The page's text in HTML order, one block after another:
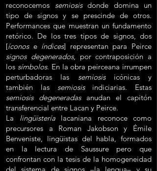
reconocemos semiosis donde domina un
tipo de signos y se prescinde de otros.
Performances que muestran un fundamento
retórico. De los tres tipos de signos, dos
[íconos e índices] representan para Peirce
signos degenerados, por contraposición a
los símbolos. En la obra peirceana irrumpen
perturbadoras las semiosis icónicas y
también las semiosis indiciarias. Estas
semiosis degeneradas anudan el capitón
transferencial entre Lacan y Peirce.
La lingüistería lacaniana reconoce como
precursores a Roman Jakobson y Émile
Benveniste, lingüistas del habla, formados
en la lectura de Saussure pero que
confrontan con la tesis de la homogeneidad